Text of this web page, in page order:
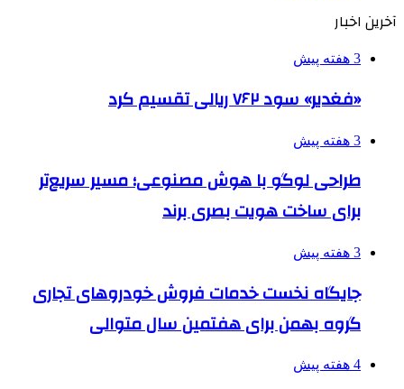
آخرین اخبار
3 هفته پیش
«فغدیر» سود ۷۶۲ ریالی تقسیم کرد
3 هفته پیش
طراحی لوگو با هوش مصنوعی؛ مسیر سریع‌تر
برای ساخت هویت بصری برند
3 هفته پیش
جایگاه نخست خدمات فروش خودروهای تجاری
گروه بهمن برای هفتمین سال متوالی
4 هفته پیش